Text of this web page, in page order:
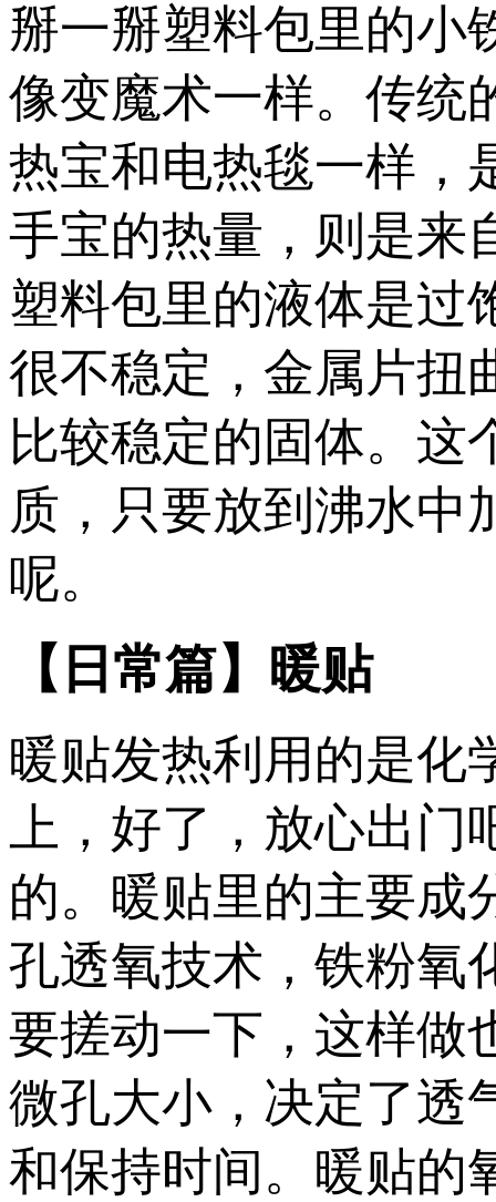
掰一掰塑料包里的小
像变魔术一样。传统
热宝和电热毯一样，
手宝的热量，则是来
塑料包里的液体是过
很不稳定，金属片扭
比较稳定的固体。这
质，只要放到沸水中
呢。
【日常篇】暖贴
暖贴发热利用的是化
上，好了，放心出
的。暖贴里的主要成
孔透氧技术，铁粉氧
要搓动一下，这样做
微孔大小，决定了透
和保持时间。暖贴的